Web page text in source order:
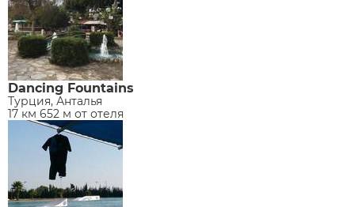
Dancing Fountains
Турция, Анталья
17 км 652 м от отеля